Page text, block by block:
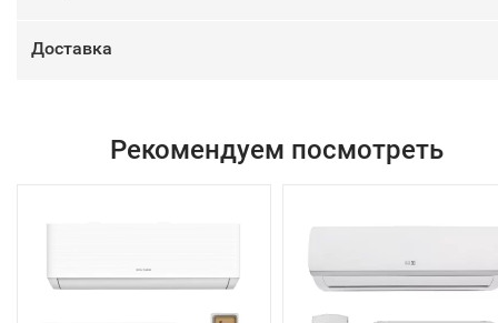
Доставка
Рекомендуем посмотреть